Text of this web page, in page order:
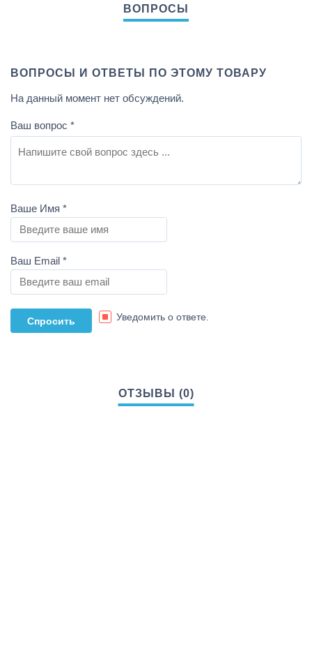
ВОПРОСЫ И ОТВЕТЫ ПО ЭТОМУ ТОВАРУ
На данный момент нет обсуждений.
Ваш вопрос *
Ваше Имя *
Ваш Email *
Уведомить о ответе.